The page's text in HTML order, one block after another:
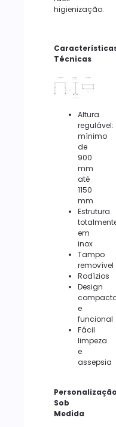
higienização.
Técnicas
Altura
regulável:
mínimo
de
900
mm
até
1150
mm
Estrutura
em
inox
Tampo
removível
Rodízios
Design
e
funcional
Fácil
limpeza
e
assepsia
Personalização
Sob
Medida